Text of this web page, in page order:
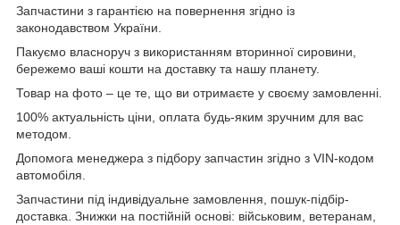
Запчастини з гарантією на повернення згідно із
законодавством України.
Пакуємо власноруч з використанням вторинної сировини,
бережемо ваші кошти на доставку та нашу планету.
Товар на фото – це те, що ви отримаєте у своєму замовленні.
100% актуальність ціни, оплата будь-яким зручним для вас
методом.
Допомога менеджера з підбору запчастин згідно з VIN-кодом
автомобіля.
Запчастини під індивідуальне замовлення, пошук-підбір-
доставка. Знижки на постійній основі: військовим, ветеранам,